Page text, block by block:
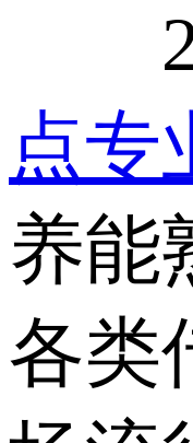
2
点专
养能
各类